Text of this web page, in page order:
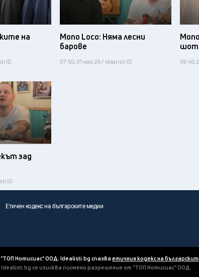
на
ID
Mono Loco: Няма лесни
барове
07:50, 01 мар 26 / Idealisti ID
шот
09:40,
зад
ID
Етичен кодекс на българските медии
Нотисиас" ООД. Idealisti.bg спазва етичния кодекс на
се изисква писмено разрешение от "ТОП Нотисиас" ООД.